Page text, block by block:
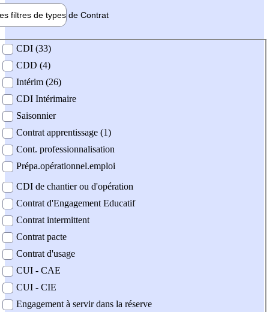
filtres de types de Contrat
contrat
CDI (33)
CDD (4)
Intérim (26)
CDI Intérimaire
Saisonnier
Contrat apprentissage (1)
Cont. professionnalisation
Prépa.opérationnel.emploi
CDI de chantier ou d'opération
Contrat d'Engagement Educatif
Contrat intermittent
Contrat pacte
Contrat d'usage
CUI - CAE
CUI - CIE
Engagement à servir dans la réserve